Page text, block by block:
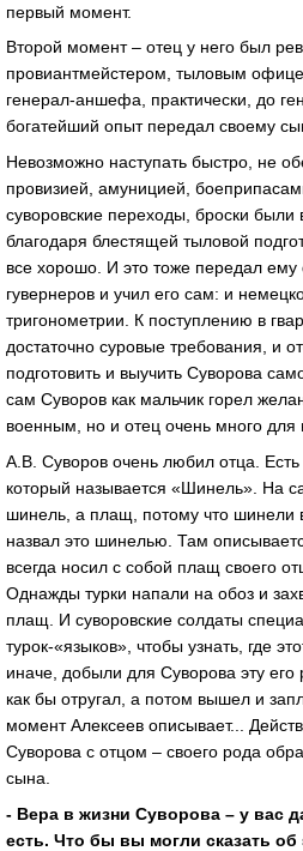
первый момент.
Второй момент – отец у него был
провиантмейстером, тыловым
генерал-аншефа, практически, до
богатейший опыт передал своему
Невозможно наступать быстро, не
провизией, амуницией,
суворовские переходы, броски были
благодаря блестящей тыловой
все хорошо. И это тоже передал ему
гувернеров и учил его сам: и
тригонометрии. К поступлению в
достаточно суровые требования, и
подготовить и выучить Суворова
сам Суворов как мальчик горел
военным, но и отец очень много для
А.В. Суворов очень любил отца. Есть
который называется «Шинель». На
шинель, а плащ, потому что шинели
назвал это шинелью. Там
всегда носил с собой плащ своего
Однажды турки напали на обоз и
плащ. И суворовские солдаты
турок-«языков», чтобы узнать, где
иначе, добыли для Суворова эту
как бы отругал, а потом вышел и
момент Алексеев описывает...
Суворова с отцом – своего рода
сына.
- Вера в жизни Суворова – у вас
есть. Что бы вы могли сказать об